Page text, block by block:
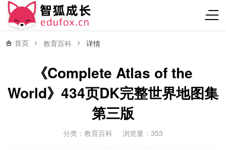
首页 教育百科 详情
《Complete Atlas of the
World》434页DK完整世界地图集
第三版
分类： 教育百科 浏览量：353